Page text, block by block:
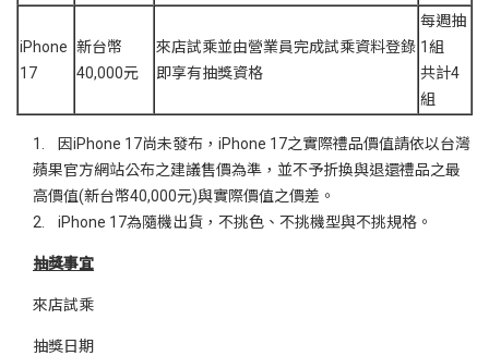
iPhone
17
新台幣
40,000元
來店試乘並由營業員完成試乘資料登錄
即享有抽獎資格
每週抽
1組
共計4
組
1. 因iPhone 17尚未發布，iPhone 17之實際禮品價值請依以台灣
蘋果官方網站公布之建議售價為準，並不予折換與退還禮品之最
高價值(新台幣40,000元)與實際價值之價差。
2. iPhone 17為隨機出貨，不挑色、不挑機型與不挑規格。
抽獎事宜
來店試乘
抽獎日期